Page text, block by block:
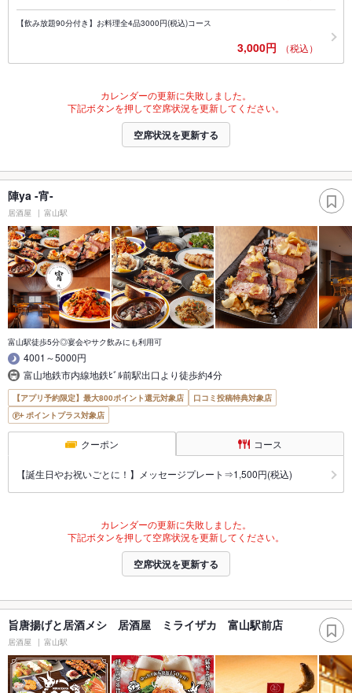
【飲み放題90分付き】お料理全4品3000円(税込)コース
3,000円 （税込）
カレンダーの更新に失敗しました。
下記ボタンを押して空席状況を更新してください。
空席状況を更新する
陣ya -宵-
居酒屋 富山駅
富山駅徒歩5分◎宴会やサク飲みにも利用可
4001～5000円
富山地鉄市内線地鉄ﾋﾞﾙ前駅出口より徒歩約4分
【アプリ予約限定】最大800ポイント還元対象店
口コミ投稿特典対象店
ポイントプラス対象店
クーポン コース
【誕生日やお祝いごとに！】メッセージプレート⇒1,500円(税込)
カレンダーの更新に失敗しました。
下記ボタンを押して空席状況を更新してください。
空席状況を更新する
旨唐揚げと居酒メシ 居酒屋 ミライザカ 富山駅前店
居酒屋 富山駅